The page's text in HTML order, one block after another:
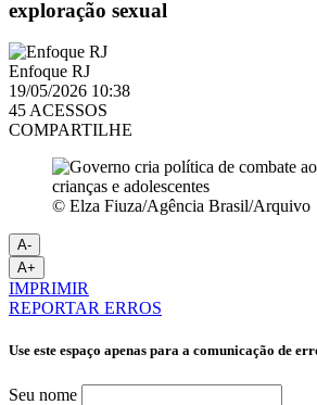
exploração sexual
Enfoque RJ
19/05/2026 10:38
45 ACESSOS
COMPARTILHE
© Elza Fiuza/Agência Brasil/Arquivo
A-
A+
IMPRIMIR
REPORTAR ERROS
Use este espaço apenas para a comunicação de
Seu nome